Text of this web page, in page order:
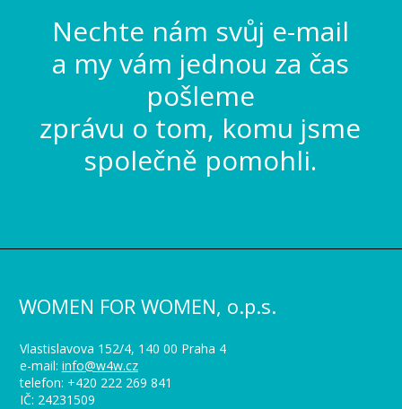
Nechte nám svůj e-mail
a my vám jednou za čas
pošleme
zprávu o tom, komu jsme
společně pomohli.
WOMEN FOR WOMEN, o.p.s.
Vlastislavova 152/4, 140 00 Praha 4
e-mail: info@w4w.cz
telefon: +420 222 269 841
IČ: 24231509